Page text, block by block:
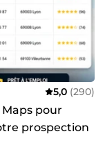
5,0 (290)
Maps pour
prospection